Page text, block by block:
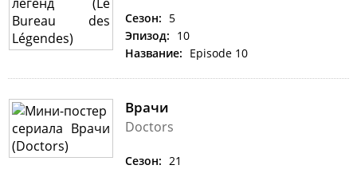
Сезон: 5
Эпизод: 10
Название: Episode 10
Врачи
Doctors
Сезон: 21